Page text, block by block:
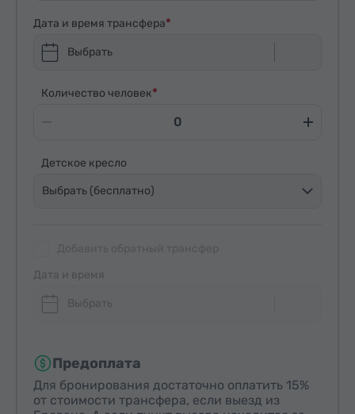
Дата и время трансфера
Выбрать
Количество человек
Детское кресло
Выбрать (бесплатно)
Дата и время
Выбрать
Предоплата
Для бронирования достаточно оплатить 15%
от стоимости трансфера, если выезд из